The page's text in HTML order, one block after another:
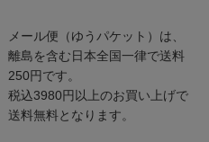
メール便（ゆうパケット）は、
離島を含む日本全国一律で送料
250円です。
税込3980円以上のお買い上げで
送料無料となります。